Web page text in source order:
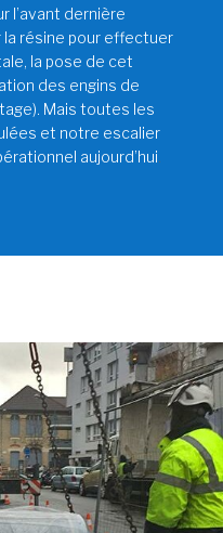
l’avant dernière
résine pour effectuer
la pose de cet
des engins de
Mais toutes les
et notre escalier
aujourd’hui